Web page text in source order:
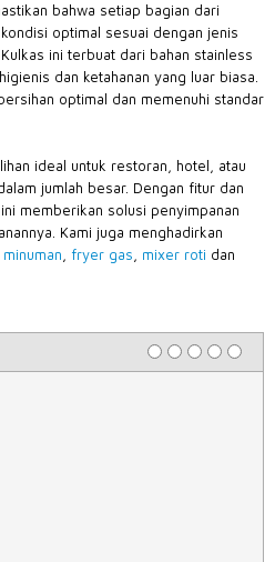
bahwa setiap bagian dari
optimal sesuai dengan jenis
ini terbuat dari bahan stainless
dan ketahanan yang luar biasa.
optimal dan memenuhi standar
ideal untuk restoran, hotel, atau
jumlah besar. Dengan fitur dan
memberikan solusi penyimpanan
Kami juga menghadirkan
, fryer gas, mixer roti dan